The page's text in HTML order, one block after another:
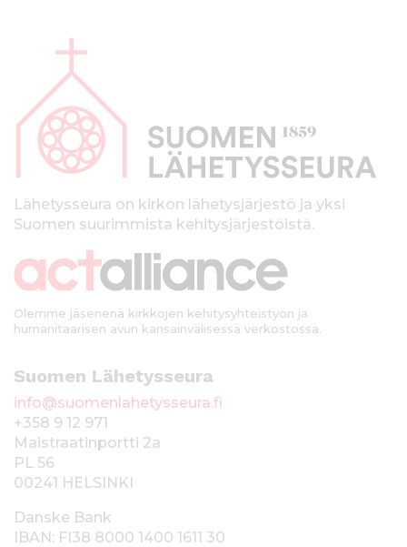
p
kLähetysseura on kirkon lähetysjärjestö ja yksi
Suomen suurimmista kehitysjärjestöistä.
Olemme jäsenenä kirkkojen kehitysyhteistyön ja
humanitaarisen avun kansainvälisessä verkostossa.
Suomen Lähetysseura
info@suomenlahetysseura.fi
+358 9 12 971
Maistraatinportti 2a
PL 56
00241 HELSINKI
Danske Bank
IBAN: FI38 8000 1400 1611 30